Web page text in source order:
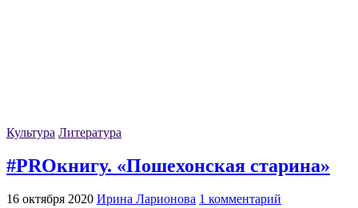
Культура Литература
#PROкнигу. «Пошехонская старина»
16 октября 2020 Ирина Ларионова 1 комментарий